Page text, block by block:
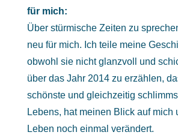
für mich:
Über stürmische Zeiten zu
neu für mich. Ich teile meine
obwohl sie nicht glanzvoll und
über das Jahr 2014 zu erzählen,
schönste und gleichzeitig
Lebens, hat meinen Blick auf mich
Leben noch einmal verändert.